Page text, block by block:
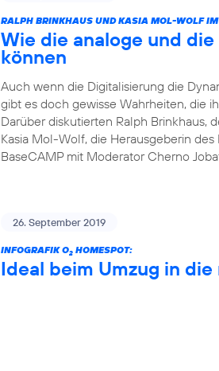
RALPH BRINKHAUS UND KASIA MOL-WOLF
Wie die analoge und
können
Auch wenn die Digitalisierung die
gibt es doch gewisse Wahrheiten, die
Darüber diskutierten Ralph Brinkhaus,
Kasia Mol-Wolf, die Herausgeberin
BaseCAMP mit Moderator Cherno
26. September 2019
INFOGRAFIK O2 HOMESPOT:
Ideal beim Umzug in